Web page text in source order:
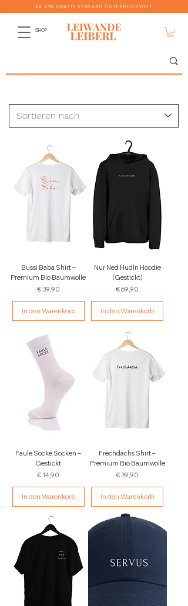
SHOP
AB 49€ GRATIS VERSAND ÖSTERREICHWEIT
Bussi Baba Shirt –
Premium Bio Baumwolle
Preis
€ 39,90
In den Warenkorb
Nur Ned Hudln Hoodie
(Gestickt)
Preis
€ 69,90
In den Warenkorb
Faule Socke Socken –
Gestickt
Preis
€ 14,90
In den Warenkorb
Frechdachs Shirt –
Premium Bio Baumwolle
Preis
€ 39,90
In den Warenkorb